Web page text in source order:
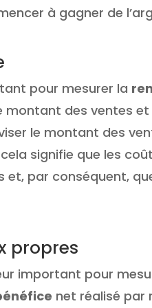
à gagner de
pour mesurer la
montant des ventes
le montant des
signifie que les
et, par conséquent,
propres
important pour
net réalisé